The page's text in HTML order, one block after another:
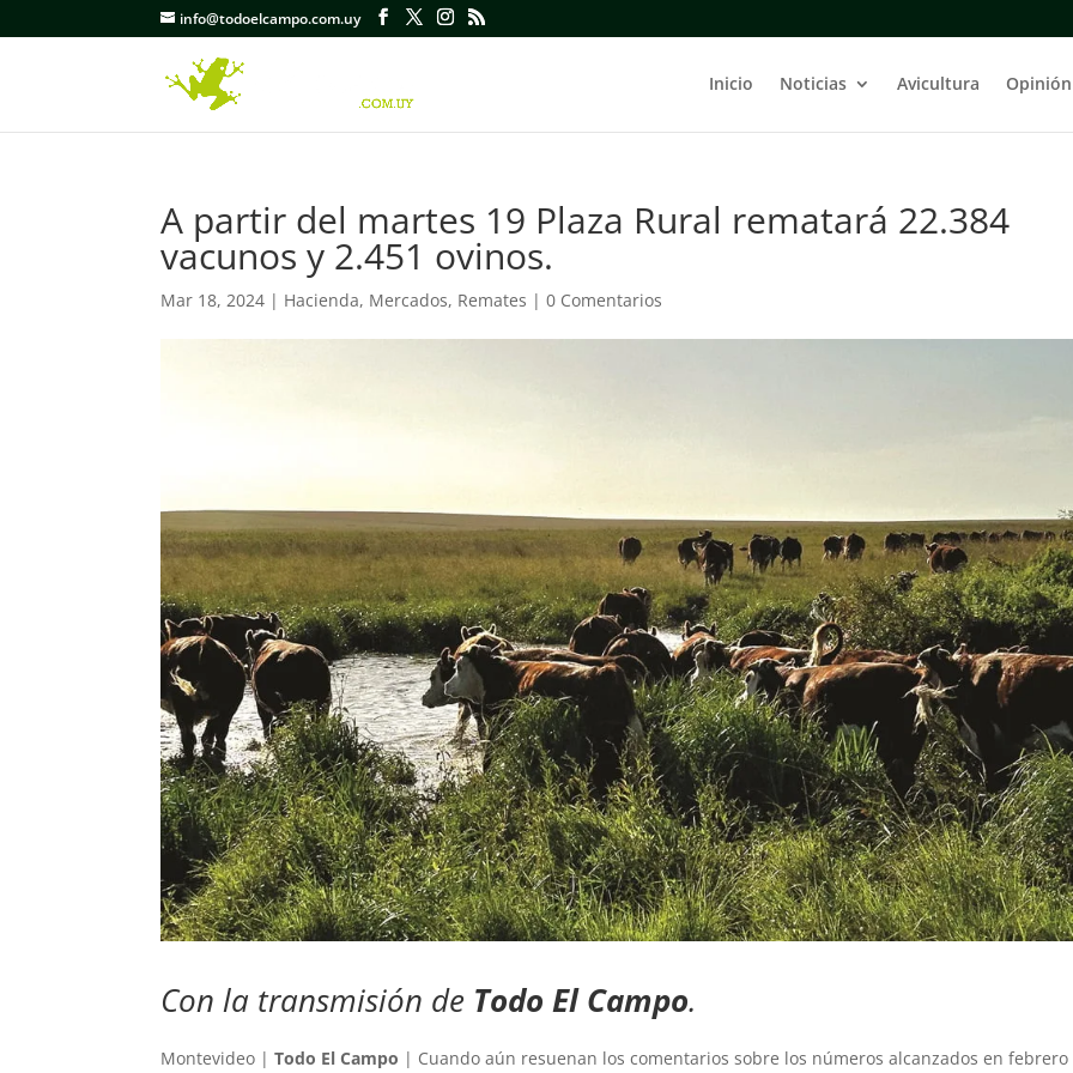
info@todoelcampo.com.uy
Inicio Noticias Avicultura Opinión
A partir del martes 19 Plaza Rural rematará 22.384
vacunos y 2.451 ovinos.
Mar 18, 2024 | Hacienda, Mercados, Remates |0 Comentarios
Con la transmisión de Todo El Campo.
Montevideo |Todo El Campo | Cuando aún resuenan los comentarios sobre los números alcanzados en febrero